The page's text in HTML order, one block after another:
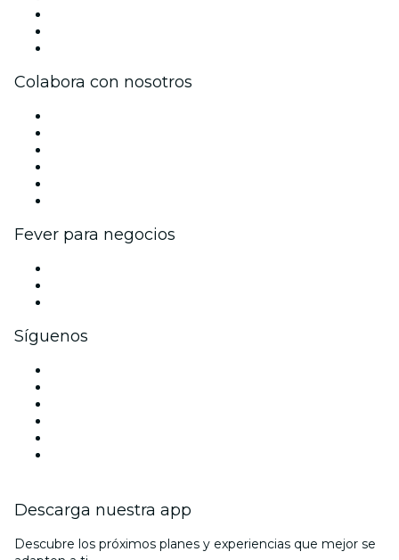
Colabora con nosotros
Fever para negocios
Síguenos
Descarga nuestra app
Descubre los próximos planes y experiencias que mejor se